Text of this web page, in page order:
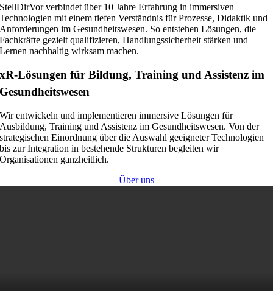
StellDirVor verbindet über 10 Jahre Erfahrung in immersiven
Technologien mit einem tiefen Verständnis für Prozesse, Didaktik und
Anforderungen im Gesundheitswesen. So entstehen Lösungen, die
Fachkräfte gezielt qualifizieren, Handlungssicherheit stärken und
Lernen nachhaltig wirksam machen.
xR-Lösungen für Bildung, Training und Assistenz im
Gesundheitswesen
Wir entwickeln und implementieren immersive Lösungen für
Ausbildung, Training und Assistenz im Gesundheitswesen. Von der
strategischen Einordnung über die Auswahl geeigneter Technologien
bis zur Integration in bestehende Strukturen begleiten wir
Organisationen ganzheitlich.
Über uns